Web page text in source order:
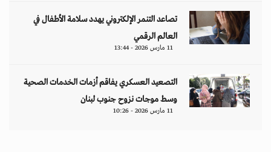
تصاعد التنمر الإلكتروني يهدد سلامة الأطفال في
العالم الرقمي
11 مارس 2026 - 13:44
التصعيد العسكري يفاقم أزمات الخدمات الصحية
وسط موجات نزوح جنوب لبنان
11 مارس 2026 - 10:26